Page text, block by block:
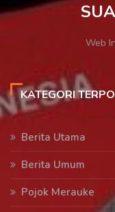
Web
KATEGORI
Berita Utama
Berita Umum
Pojok Merauke